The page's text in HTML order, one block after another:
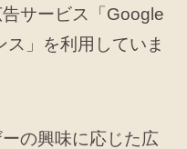
サービス「Google
」を利用していま
の興味に応じた広